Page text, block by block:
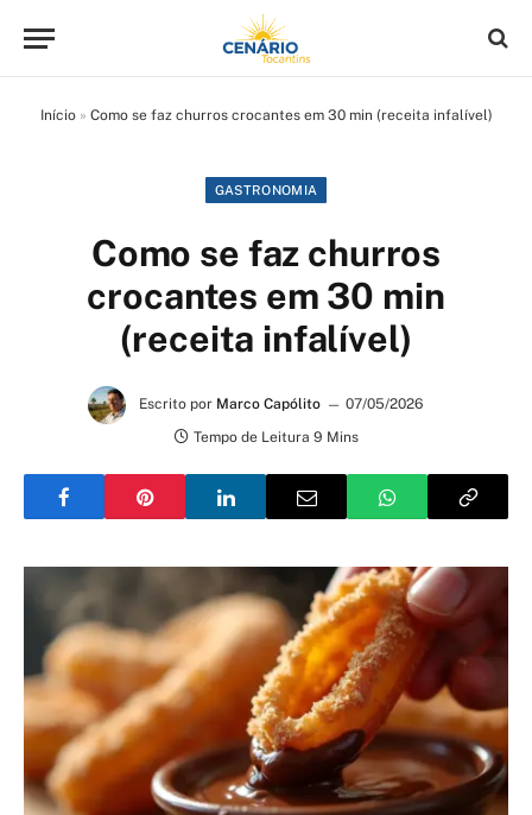
Início» Como se faz churros crocantes em 30 min (receita infalível)
GASTRONOMIA
Como se faz churros
crocantes em 30 min
(receita infalível)
Escrito por Marco Capólito
07/05/2026
Tempo de Leitura 9 Mins